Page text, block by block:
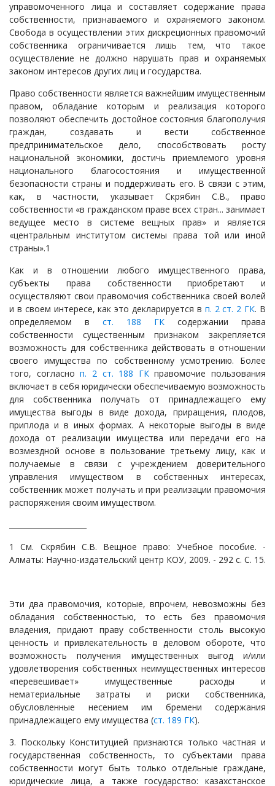
управомоченного лица и составляет содержание права
собственности, признаваемого и охраняемого законом.
Свобода в осуществлении этих дискреционных правомочий
собственника ограничивается лишь тем, что такое
осуществление не должно нарушать прав и охраняемых
законом интересов других лиц и государства.
Право собственности является важнейшим имущественным
правом, обладание которым и реализация которого
позволяют обеспечить достойное состояния благополучия
граждан, создавать и вести собственное
предпринимательское дело, способствовать росту
национальной экономики, достичь приемлемого уровня
национального благосостояния и имущественной
безопасности страны и поддерживать его. В связи с этим,
как, в частности, указывает Скрябин С.В., право
собственности «в гражданском праве всех стран... занимает
ведущее место в системе вещных прав» и является
«центральным институтом системы права той или иной
страны».1
Как и в отношении любого имущественного права,
субъекты права собственности приобретают и
осуществляют свои правомочия собственника своей волей
и в своем интересе, как это декларируется в п. 2 ст. 2 ГК. В
определяемом в ст. 188 ГК содержании права
собственности существенным признаком закрепляется
возможность для собственника действовать в отношении
своего имущества по собственному усмотрению. Более
того, согласноп. 2 ст. 188 ГКправомочие пользования
включает в себя юридически обеспечиваемую возможность
для собственника получать от принадлежащего ему
имущества выгоды в виде дохода, приращения, плодов,
приплода и в иных формах. А некоторые выгоды в виде
дохода от реализации имущества или передачи его на
возмездной основе в пользование третьему лицу, как и
получаемые в связи с учреждением доверительного
управления имуществом в собственных интересах,
собственник может получать и при реализации правомочия
распоряжения своим имуществом.
1 См. Скрябин С.В. Вещное право: Учебное пособие. -
Алматы: Научно-издательский центр КОУ, 2009. - 292 с. С. 15.
Эти два правомочия, которые, впрочем, невозможны без
обладания собственностью, то есть без правомочия
владения, придают праву собственности столь высокую
ценность и привлекательность в деловом обороте, что
возможность получения имущественных выгод и/или
удовлетворения собственных неимущественных интересов
«перевешивает» имущественные расходы и
нематериальные затраты и риски собственника,
обусловленные несением им бремени содержания
принадлежащего ему имущества (ст. 189 ГК).
3. Поскольку Конституцией признаются только частная и
государственная собственность, то субъектами права
собственности могут быть только отдельные граждане,
юридические лица, а также государство: казахстанское